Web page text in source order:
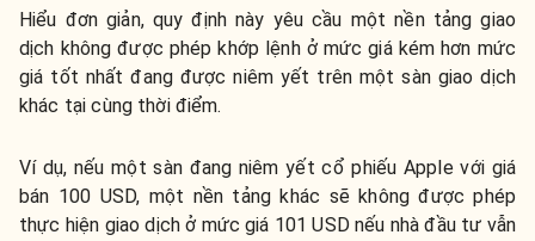
Hiểu đơn giản, quy định này yêu cầu một nền tảng giao
dịch không được phép khớp lệnh ở mức giá kém hơn mức
giá tốt nhất đang được niêm yết trên một sàn giao dịch
khác tại cùng thời điểm.
Ví dụ, nếu một sàn đang niêm yết cổ phiếu Apple với giá
bán 100 USD, một nền tảng khác sẽ không được phép
thực hiện giao dịch ở mức giá 101 USD nếu nhà đầu tư vẫn